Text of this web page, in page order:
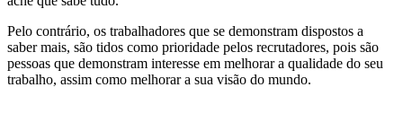
Pelo contrário, os trabalhadores que se demonstram dispostos a
saber mais, são tidos como prioridade pelos recrutadores, pois são
pessoas que demonstram interesse em melhorar a qualidade do seu
trabalho, assim como melhorar a sua visão do mundo.